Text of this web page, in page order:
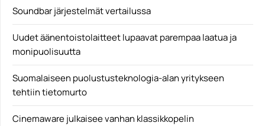
Soundbar järjestelmät vertailussa
Uudet äänentoistolaitteet lupaavat parempaa laatua ja
monipuolisuutta
Suomalaiseen puolustusteknologia-alan yritykseen
tehtiin tietomurto
Cinemaware julkaisee vanhan klassikkopelin